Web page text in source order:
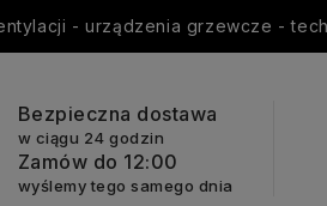
- urządzenia grzewcze -
Bezpieczna dostawa
w ciągu 24 godzin
Zamów do 12:00
wyślemy tego samego dnia